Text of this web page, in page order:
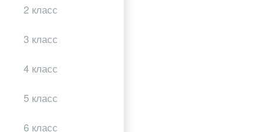
2 класс
3 класс
4 класс
5 класс
6 класс